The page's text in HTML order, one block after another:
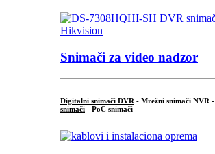
Snimači za video nadzor
Digitalni snimači DVR - Mrežni snimači NVR -
snimači - PoC snimači